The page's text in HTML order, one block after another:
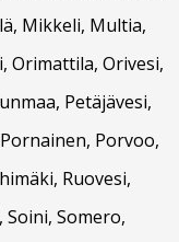
Mikkeli, Multia,
Orimattila, Orivesi,
Petäjävesi,
Porvoo,
Ruovesi,
Soini, Somero,